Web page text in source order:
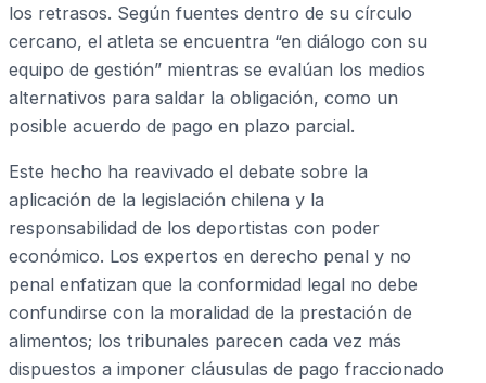
los retrasos. Según fuentes dentro de su círculo
cercano, el atleta se encuentra “en diálogo con su
equipo de gestión” mientras se evalúan los medios
alternativos para saldar la obligación, como un
posible acuerdo de pago en plazo parcial.
Este hecho ha reavivado el debate sobre la
aplicación de la legislación chilena y la
responsabilidad de los deportistas con poder
económico. Los expertos en derecho penal y no
penal enfatizan que la conformidad legal no debe
confundirse con la moralidad de la prestación de
alimentos; los tribunales parecen cada vez más
dispuestos a imponer cláusulas de pago fraccionado